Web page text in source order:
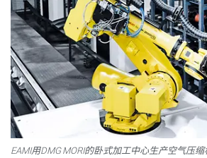
EAMI用DMG MORI的卧式加工中心生产空气压缩